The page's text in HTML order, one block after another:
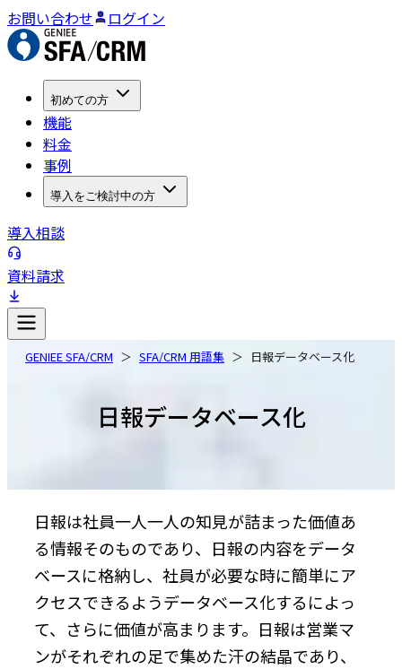
お問い合わせ ログイン
初めての方
機能
料金
事例
導入をご検討中の方
導入相談
資料請求
GENIEE SFA/CRM SFA/CRM 用語集 日報データベース化
日報データベース化
日報は社員一人一人の知見が詰まった価値あ
る情報そのものであり、日報の内容をデータ
ベースに格納し、社員が必要な時に簡単にア
クセスできるようデータベース化するによっ
て、さらに価値が高まります。日報は営業マ
ンがそれぞれの足で集めた汗の結晶であり、